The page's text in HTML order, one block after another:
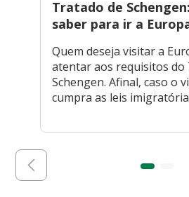
Tratado de
saber para ir a
Quem deseja visitar a
atentar aos requisitos do
Schengen. Afinal, caso o
cumpra as leis